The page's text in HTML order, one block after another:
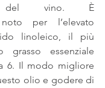
del vino. È
noto per l’elevato
linoleico, il più
grasso essenziale
6. Il modo migliore
olio e godere di